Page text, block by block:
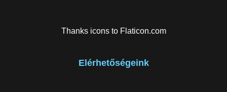
Thanks icons to Flaticon.com
Elérhetőségeink